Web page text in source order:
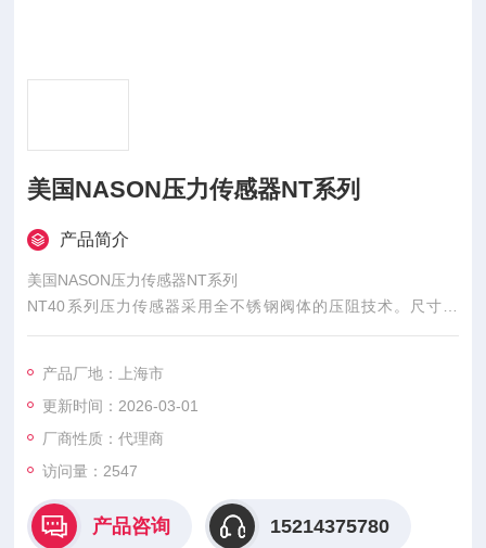
美国NASON压力传感器NT系列
产品简介
美国NASON压力传感器NT系列
NT40系列压力传感器采用全不锈钢阀体的压阻技术。尺寸紧
凑，长期稳定，安装方便，经济实用，可靠。NT40为低成本，
低功耗设计和较低的制造成本，NT25系列具有出色的价值，使
其成为定制无线应用的理想选择。NT41系列压力传感器采用全
不锈钢阀体的压阻技术。尺寸紧凑，长期稳定，安装方便，经济
实用，可靠。
产品厂地：上海市
更新时间：2026-03-01
厂商性质：代理商
访问量：2547
产品咨询 15214375780